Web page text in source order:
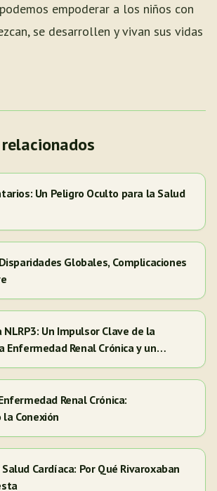
empoderar a los niños con
se desarrollen y vivan sus vidas
Un Peligro Oculto para la Salud
Globales, Complicaciones
Un Impulsor Clave de la
Enfermedad Renal Crónica y un
Terapias
Renal Crónica:
Conexión
Salud Cardíaca: Por Qué Rivaroxaban